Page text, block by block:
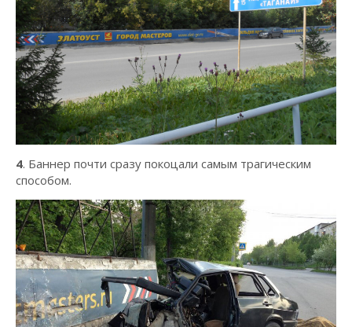
4. Баннер почти сразу покоцали самым трагическим
способом.